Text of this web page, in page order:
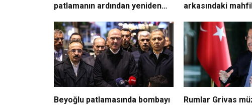
patlamanın ardından yeniden
arkasındaki
Beyoğlu patlamasında bombayı
Rumlar Grivas